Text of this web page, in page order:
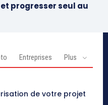
progresser seul au
Entreprises Plus
de votre projet